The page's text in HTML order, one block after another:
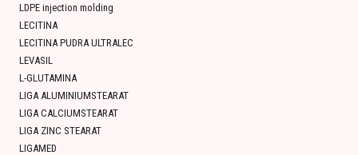
LDPE injection molding
LECITINA
LECITINA PUDRA ULTRALEC
LEVASIL
L-GLUTAMINA
LIGA ALUMINIUMSTEARAT
LIGA CALCIUMSTEARAT
LIGA ZINC STEARAT
LIGAMED